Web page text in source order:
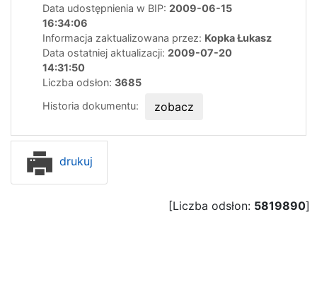
Data udostępnienia w BIP: 2009-06-15
16:34:06
Informacja zaktualizowana przez: Kopka Łukasz
Data ostatniej aktualizacji: 2009-07-20
14:31:50
Liczba odsłon: 3685
Historia dokumentu:
zobacz
drukuj
[Liczba odsłon: 5819890]